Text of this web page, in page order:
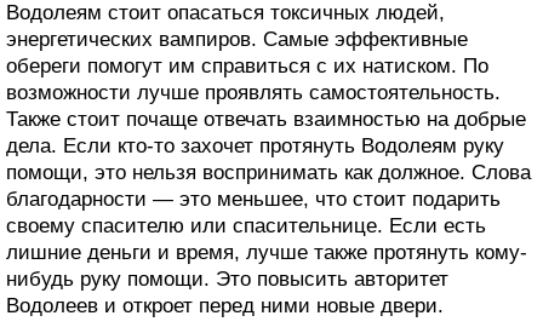
Водолеям стоит опасаться токсичных людей,
энергетических вампиров. Самые эффективные
обереги помогут им справиться с их натиском. По
возможности лучше проявлять самостоятельность.
Также стоит почаще отвечать взаимностью на добрые
дела. Если кто-то захочет протянуть Водолеям руку
помощи, это нельзя воспринимать как должное. Слова
благодарности — это меньшее, что стоит подарить
своему спасителю или спасительнице. Если есть
лишние деньги и время, лучше также протянуть кому-
нибудь руку помощи. Это повысить авторитет
Водолеев и откроет перед ними новые двери.